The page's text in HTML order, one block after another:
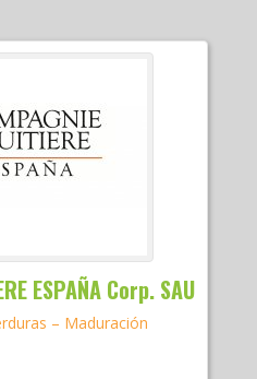
ESPAÑA Corp. SAU
– Maduración